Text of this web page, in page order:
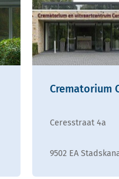
Crematorium
Ceresstraat 4a
9502 EA